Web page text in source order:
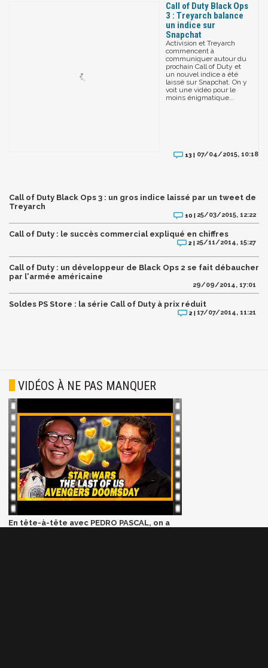
Call of Duty Black Ops
3 : Treyarch balance
un indice sur
Snapchat
Activision et Treyarch
commencent à
communiquer autour du
prochain Call of Duty et
un nouvel indice a été
laissé sur Snapchat. On y
voit une vidéo pour le
moins énigmatique...
13 | 07/04/2015, 10:18
Call of Duty Black Ops 3 : un gros indice laissé par un tweet de
Treyarch
10 | 25/03/2015, 12:22
Call of Duty : le succès commercial expliqué en chiffres
2 | 25/11/2014, 15:27
Call of Duty : un développeur de Black Ops 2 se fait débaucher
par l'armée américaine
29/09/2014, 17:01
Soldes PS Store : la série Call of Duty à prix réduit
2 |17/07/2014, 11:21
VIDÉOS À NE PAS MANQUER
En tête-à-tête avec PEDRO PASCAL, on a